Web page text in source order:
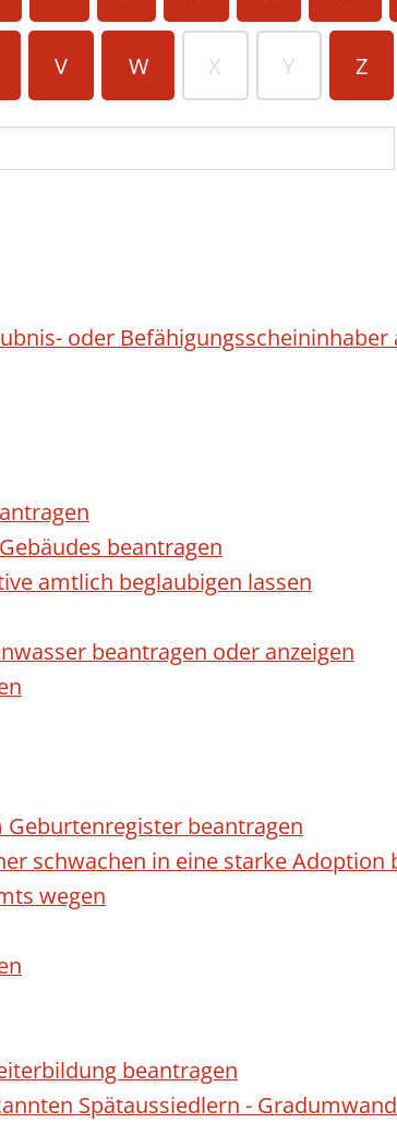
V W X Y Z
oder Befähigungsscheininhaber
beantragen
amtlich beglaubigen lassen
beantragen oder anzeigen
beantragen
schwachen in eine starke Adoption
wegen
beantragen
Spätaussiedlern -